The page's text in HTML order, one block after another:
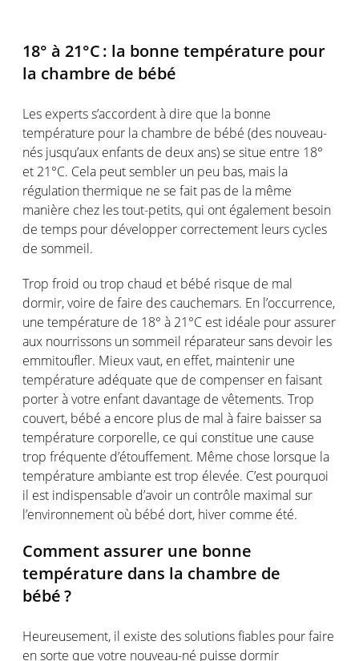
18° à 21°C : la bonne température pour
la chambre de bébé
Les expertss’accordentà dire que la bonne
température pour la chambre de bébé (des nouveau-
nés jusqu’aux enfants de deuxans) se situe entre 18°
et 21°C. Cela peutsembler un peu bas, mais la
régulationthermique ne se fait pas de la même
manière chez les tout-petits, qui ont également besoin
de temps pour développer correctement leurs cycles
de sommeil.
Trop froid ou trop chaud et bébé risque de mal
dormir,voire de faire des cauchemars. En l’occurrence,
une température de 18° à 21°C est idéale pour assurer
aux nourrissons unsommeil réparateursans devoir les
emmitoufler. Mieuxvaut, en effet, maintenir une
température adéquate que de compenser enfaisant
porter àvotre enfant davantage de vêtements. Trop
couvert, bébé a encore plus de mal à faire baissersa
température corporelle, ce qui constitue une cause
trop fréquente d’étouffement. Même chose lorsque la
température ambiante esttrop élevée. C’est pourquoi
il est indispensable d’avoir un contrôle maximal sur
l’environnement où bébé dort, hiver comme été.
Comment assurer une bonne
température dans la chambre de
bébé?
Heureusement, il existe des solutionsfiables pour faire
ensorte que votre nouveau-né puisse dormir